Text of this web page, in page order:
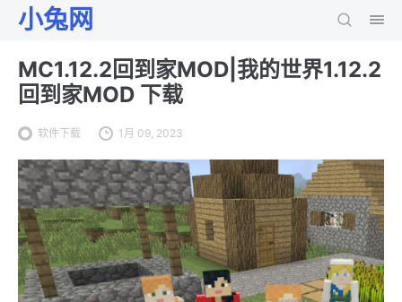
小兔网
MC1.12.2回到家MOD|我的世界1.12.2
回到家MOD 下载
软件下载 1月 09, 2023